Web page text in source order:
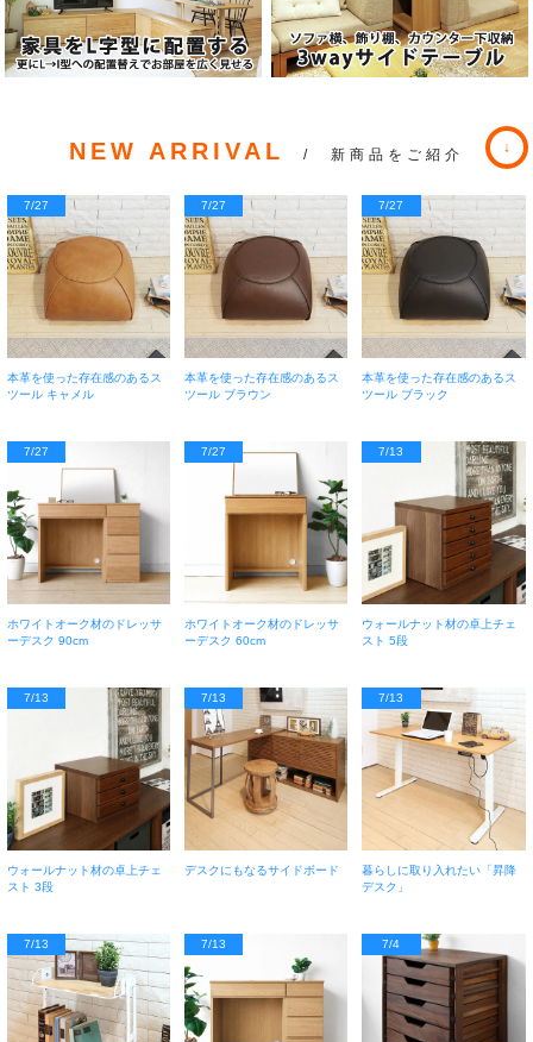
NEW ARRIVAL / 新商品をご紹介
7/27
本革を使った存在感のあるス
ツール キャメル
7/27
本革を使った存在感のあるス
ツール ブラウン
7/27
本革を使った存在感のあるス
ツール ブラック
7/27
ホワイトオーク材のドレッサ
ーデスク 90cm
7/27
ホワイトオーク材のドレッサ
ーデスク 60cm
7/13
ウォールナット材の卓上チェ
スト 5段
7/13
ウォールナット材の卓上チェ
スト 3段
7/13
デスクにもなるサイドボード
7/13
暮らしに取り入れたい「昇降
デスク」
7/13 7/13 7/4